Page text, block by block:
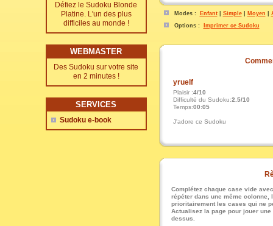
Défiez le Sudoku Blonde
Platine. L'un des plus
difficiles au monde !
WEBMASTER
Des Sudoku sur votre site
en 2 minutes !
SERVICES
Sudoku e-book
Modes : Enfant| Simple| Moyen
Options :
Imprimer ce Sudoku
yruelf
Plaisir :4/10
Difficulté du Sudoku:2.5/10
Temps:00:05
J'adore ce Sudoku
Complétez chaque case vide
répéter dans une même
prioritairement les cases qui ne
Actualisez la page pour jouer
dessus.